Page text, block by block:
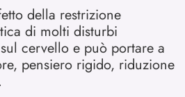
della restrizione
di molti disturbi
cervello e può portare a
pensiero rigido, riduzione